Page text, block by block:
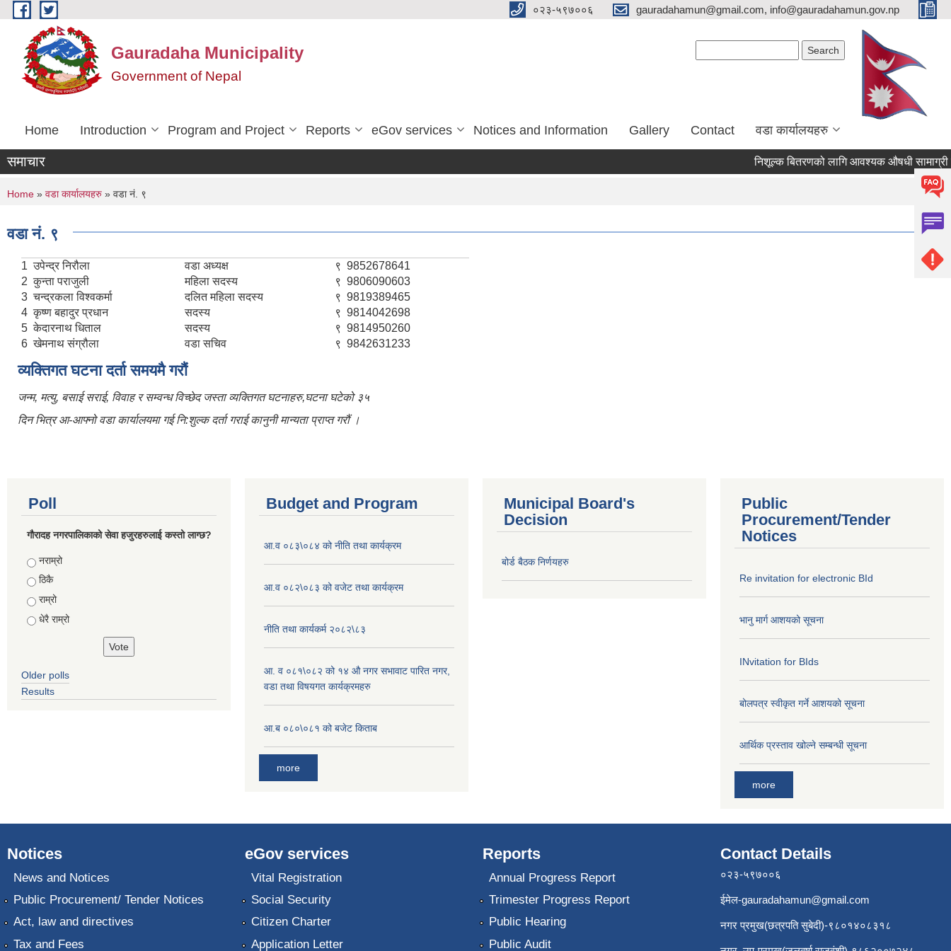
Skip to main content ०२३-५९७००६ gauradahamun@gmail.com, info@gauradahamun.gov.np
Gauradaha Municipality
Government of Nepal
Home Introduction Program and Project Reports eGov services Notices and Information Gallery Contact वडा कार्यालयहरु
समाचार निशूल्क बितरणको लागि आवश्यक ‍औषधी
You are here
Home » वडा कार्यालयहरु » वडा नं. ९
वडा नं. ९
1 उपेन्द्र निरौला वडा अध्यक्ष ९ 9852678641
2 कुन्ता पराजुली महिला सदस्य ९ 9806090603
3 चन्द्रकला विश्वकर्मा दलित महिला सदस्य ९ 9819389465
4 कृष्ण बहादुर प्रधान सदस्य ९ 9814042698
5 केदारनाथ धिताल सदस्य ९ 9814950260
6 खेमनाथ संग्रौला वडा सचिव ९ 9842631233
व्यक्तिगत घटना दर्ता समयमै गरौं
जन्म, मत्यु, बसाई सराई, विवाह र सम्वन्ध विच्छेद जस्ता व्यक्तिगत घटनाहरु,घटना घटेको ३५
दिन भित्र आ-आफ्नो वडा कार्यालयमा गई नि:शुल्क दर्ता गराई कानुनी मान्यता प्राप्त गरौं ।
Poll
गौरादह नगरपालिकाको सेवा हजुरहरुलाई कस्तो लाग्छ?
Choices
नराम्रो
ठिकै
राम्रो
धेरै राम्रो
Older polls
Results
Budget and Program
आ.व ०८३\०८४ को नीति तथा कार्यक्रम
आ.व ०८२\०८३ को वजेट तथा कार्यक्रम
नीति तथा कार्यकर्म २०८२\८३
आ. व ०८१\०८२ को १४ औ नगर सभावाट पारित नगर,
वडा तथा विषयगत कार्यक्रमहरु
आ.ब ०८०\०८१ को बजेट किताब
more
Municipal Board's
Decision
बोर्ड बैठक निर्णयहरु
Public
Procurement/Tender
Notices
Re invitation for electronic BId
भानु मार्ग आशयको सूचना
INvitation for BIds
बोलपत्र स्वीकृत गर्ने आशयको सूचना
आर्थिक प्रस्ताव खोल्ने सम्बन्धी सूचना
more
Notices
News and Notices
Public Procurement/ Tender Notices
Act, law and directives
Tax and Fees
eGov services
Vital Registration
Social Security
Citizen Charter
Application Letter
Reports
Annual Progress Report
Trimester Progress Report
Public Hearing
Public Audit
Contact Details
०२३-५९७००६
ईमेल-gauradahamun@gmail.com
नगर प्रमुख(छत्रपति सुबेदी)-९८०१४०८३१८